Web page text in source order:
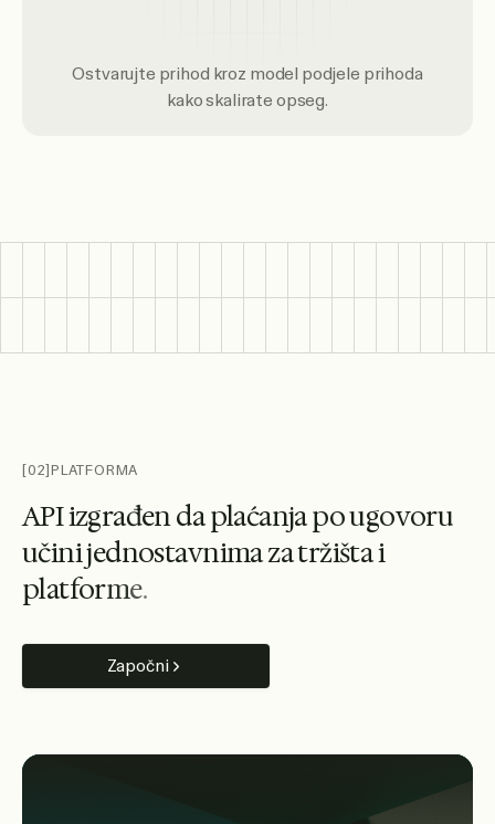
Ostvarujte prihod kroz model podjele prihoda
kako skalirate opseg.
[02]PLATFORMA
APIizgrađendaplaćanjapougovoru
učinijednostavnimazatržištai
platforme.
Započni